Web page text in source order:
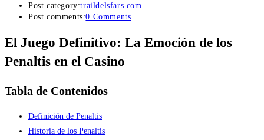
Post category:traildelsfars.com
Post comments:0 Comments
El Juego Definitivo: La Emoción de los
Penaltis en el Casino
Tabla de Contenidos
Definición de Penaltis
Historia de los Penaltis